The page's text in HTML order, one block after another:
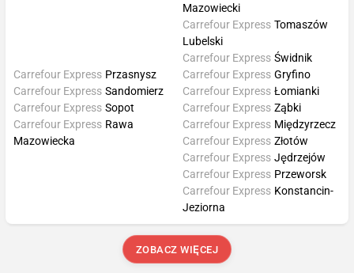
Mazowiecki
Carrefour Express Tomaszów
Lubelski
Carrefour Express Świdnik
Carrefour Express Przasnysz
Carrefour Express Sandomierz
Carrefour Express Sopot
Carrefour Express Rawa
Mazowiecka
Carrefour Express Gryfino
Carrefour Express Łomianki
Carrefour Express Ząbki
Carrefour Express Międzyrzecz
Carrefour Express Złotów
Carrefour Express Jędrzejów
Carrefour Express Przeworsk
Carrefour Express Konstancin-
Jeziorna
ZOBACZ WIĘCEJ